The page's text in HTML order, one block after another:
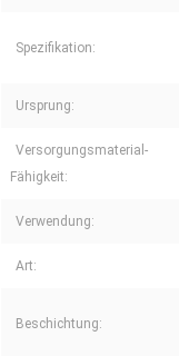
Spezifikation:
Ursprung:
Versorgungsmaterial-
Fähigkeit:
Verwendung:
Art:
Beschichtung: